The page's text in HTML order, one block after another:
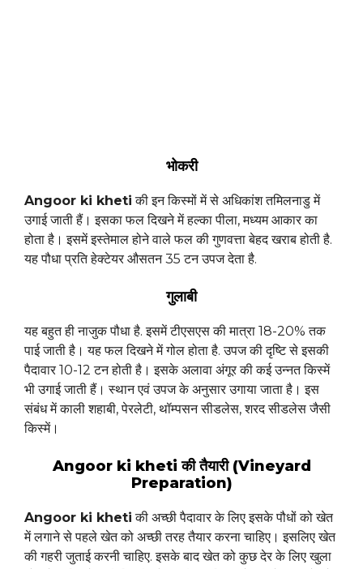
भोकरी
Angoor ki kheti की इन किस्मों में से अधिकांश तमिलनाडु में
उगाई जाती हैं। इसका फल दिखने में हल्का पीला, मध्यम आकार का
होता है। इसमें इस्तेमाल होने वाले फल की गुणवत्ता बेहद खराब होती है.
यह पौधा प्रति हेक्टेयर औसतन 35 टन उपज देता है.
गुलाबी
यह बहुत ही नाजुक पौधा है. इसमें टीएसएस की मात्रा 18-20% तक
पाई जाती है। यह फल दिखने में गोल होता है. उपज की दृष्टि से इसकी
पैदावार 10-12 टन होती है। इसके अलावा अंगूर की कई उन्नत किस्में
भी उगाई जाती हैं। स्थान एवं उपज के अनुसार उगाया जाता है। इस
संबंध में काली शहाबी, पेरलेटी, थॉम्पसन सीडलेस, शरद सीडलेस जैसी
किस्में।
Angoor ki kheti की तैयारी (Vineyard
Preparation)
Angoor ki kheti की अच्छी पैदावार के लिए इसके पौधों को खेत
में लगाने से पहले खेत को अच्छी तरह तैयार करना चाहिए। इसलिए खेत
की गहरी जुताई करनी चाहिए. इसके बाद खेत को कुछ देर के लिए खुला